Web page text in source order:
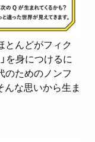
とんどがフィク
を身につけるに
のためのノンフ
な思いから生ま